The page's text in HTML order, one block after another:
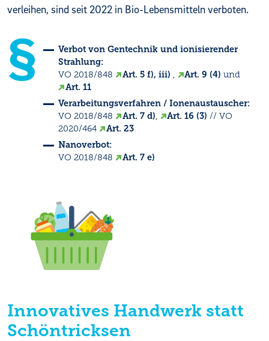
verleihen, sind seit 2022 in Bio-Lebensmitteln verboten.
Verbot von Gentechnik und ionisierender
Strahlung:
VO 2018/848
Art. 5 f), iii) , Art. 9 (4) und
Art. 11
Verarbeitungsverfahren / Ionenaustauscher:
VO 2018/848
Art. 7 d), Art. 16 (3) // VO
2020/464
Art. 23
Nanoverbot:
VO 2018/848
Art. 7 e)
Innovatives Handwerk statt
Schöntricksen